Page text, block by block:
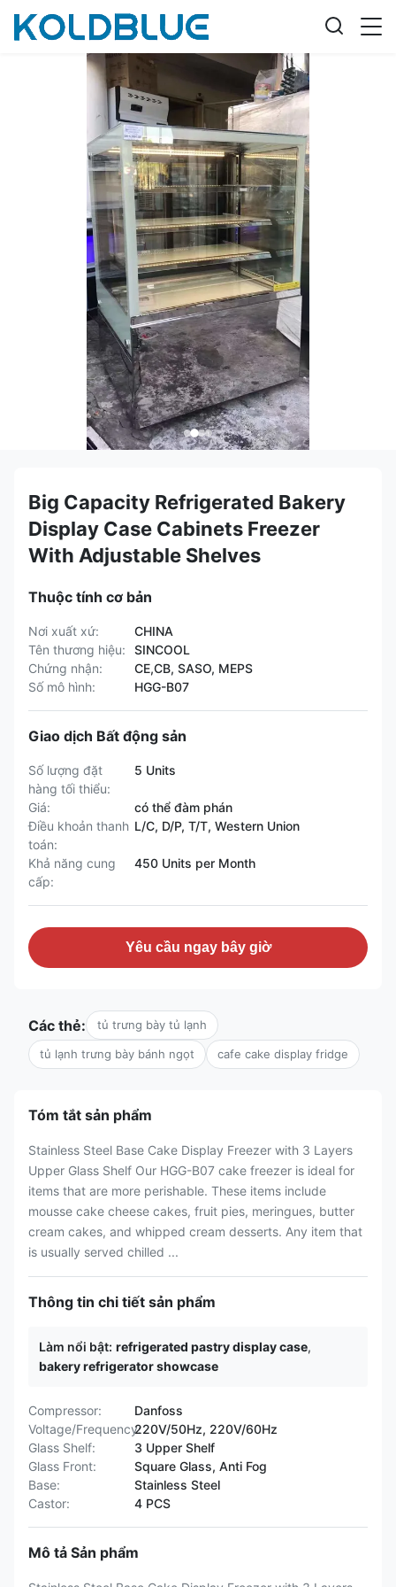
Big Capacity Refrigerated Bakery
Display Case Cabinets Freezer
With Adjustable Shelves
Thuộc tính cơ bản
Nơi xuất xứ:
CHINA
Tên thương hiệu:
SINCOOL
Chứng nhận:
CE,CB, SASO, MEPS
Số mô hình:
HGG-B07
Giao dịch Bất động sản
Số lượng đặt
hàng tối thiểu:
5 Units
Giá:
có thể đàm phán
Điều khoản thanh
toán:
L/C, D/P, T/T, Western Union
Khả năng cung
cấp:
450 Units per Month
Yêu cầu ngay bây giờ
Các thẻ: tủ trưng bày tủ lạnh
tủ lạnh trưng bày bánh ngọt cafe cake display fridge
Tóm tắt sản phẩm
Stainless Steel Base Cake Display Freezer with 3 Layers
Upper Glass Shelf Our HGG-B07 cake freezer is ideal for
items that are more perishable. These items include
mousse cake cheese cakes, fruit pies, meringues, butter
cream cakes, and whipped cream desserts. Any item that
is usually served chilled ...
Thông tin chi tiết sản phẩm
Làm nổi bật: refrigerated pastry display case,
bakery refrigerator showcase
Compressor:
Danfoss
Voltage/Frequency:220V/50Hz, 220V/60Hz
Glass Shelf:
3 Upper Shelf
Glass Front:
Square Glass, Anti Fog
Base:
Stainless Steel
Castor:
4 PCS
Mô tả Sản phẩm